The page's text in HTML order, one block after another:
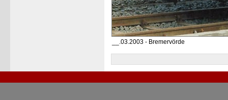
__.03.2003 - Bremervörde